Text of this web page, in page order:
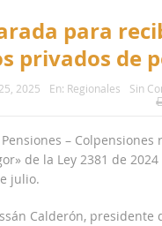
para
privados de
2025 En: Regionales
Sin
– Colpensiones
de la Ley 2381 de
julio.
Calderón, presidente